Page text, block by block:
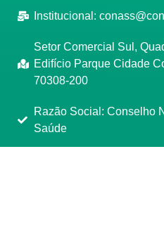
Institucional:
Setor Comercial Sul,
Edifício Parque Cidade
70308-200
Razão Social: Conselho
Saúde